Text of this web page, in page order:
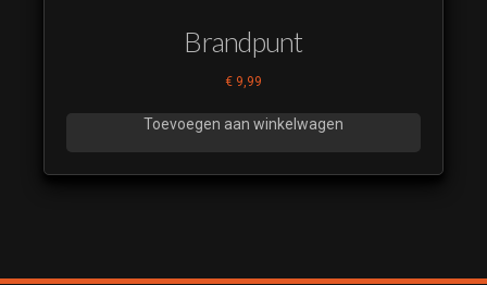
Brandpunt
€ 9,99
Toevoegen aan winkelwagen